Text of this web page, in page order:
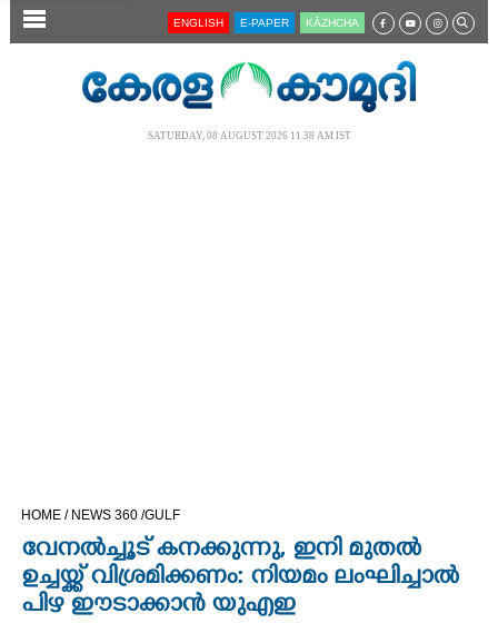
SECTIONS
CINEMA
OPINION
ENGLISH E-PAPER KĀZHCHA
SATURDAY, 08 AUGUST 2026 11.38 AM IST
HOME / NEWS 360 /GULF
വേനൽച്ചൂട് കനക്കുന്നു,​ ഇനി മുതൽ
ഉച്ചയ്ക്ക് വിശ്രമിക്കണം: നിയമം ലംഘിച്ചാൽ
പിഴ ഈടാക്കാൻ യുഎഇ